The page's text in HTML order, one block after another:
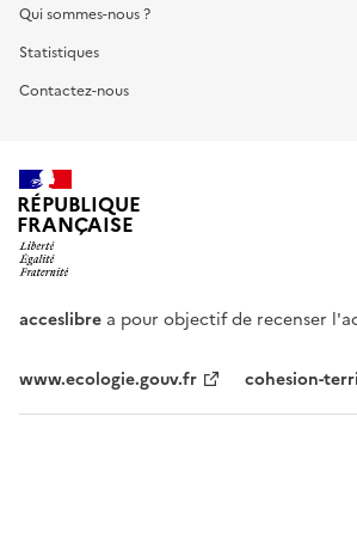
Qui sommes-nous ?
Statistiques
Contactez-nous
RÉPUBLIQUE
FRANÇAISE
acceslibre a pour objectif de recenser
www.ecologie.gouv.fr cohesion-